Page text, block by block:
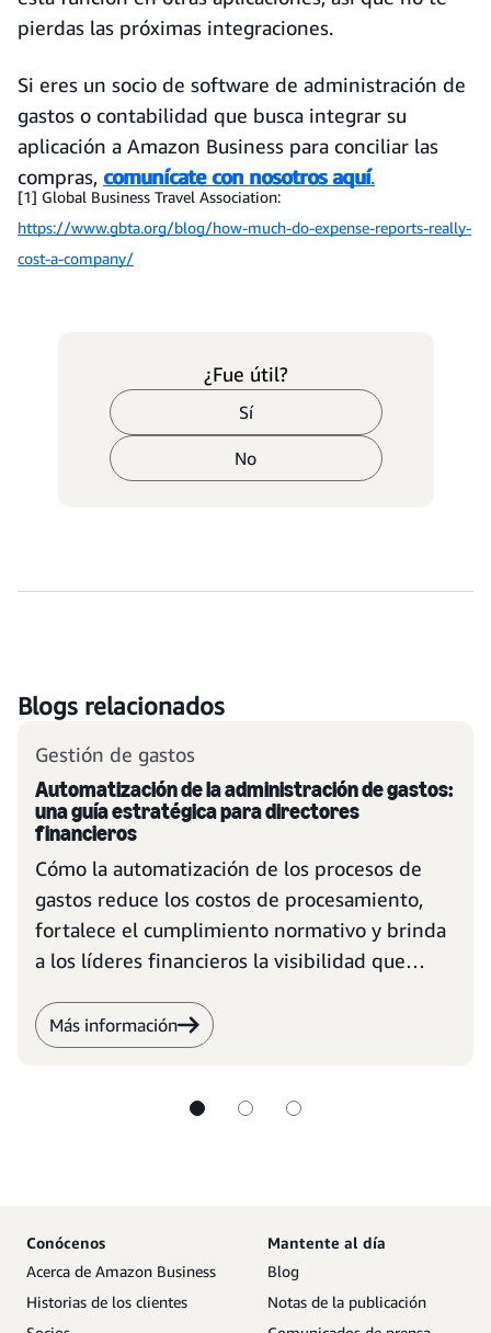
pierdas las próximas integraciones.
Si eres un socio de software de administración de
gastos o contabilidad que busca integrar su
aplicación a Amazon Business para conciliar las
compras, comunícate con nosotros aquí.
[1] Global Business Travel Association:
https://www.gbta.org/blog/how-much-do-expense-reports-really-
cost-a-company/
¿Fue útil?
Sí
No
Blogs relacionados
Gestión de gastos
Automatización de la administración de gastos:
una guía estratégica para directores
financieros
Cómo la automatización de los procesos de
gastos reduce los costos de procesamiento,
fortalece el cumplimiento normativo y brinda
a los líderes financieros la visibilidad que
inteligentes.
Más información
Conócenos
Acerca de Amazon Business
Historias de los clientes
Mantente al día
Blog
Notas de la publicación